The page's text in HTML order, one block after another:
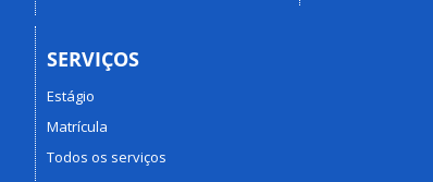
SERVIÇOS
Estágio
Matrícula
Todos os serviços